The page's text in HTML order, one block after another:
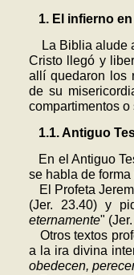
1. El infierno
La Biblia alude
Cristo llegó y
allí quedaron los
de su
compartimentos o
1.1. Antiguo
En el Antiguo
se habla de
El Profeta
(Jer. 23.40) y
eternamente"
Otros textos
a la ira divina
obedecen,